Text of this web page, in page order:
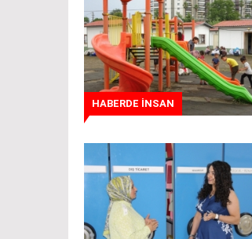
HABERDE İNSAN